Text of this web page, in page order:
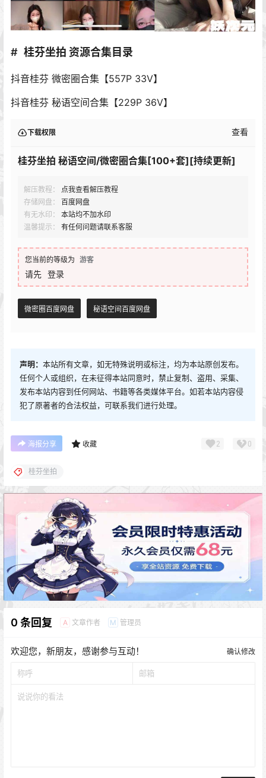
桂芬坐拍 资源合集目录
抖音桂芬 微密圈合集【557P 33V】
抖音桂芬 秘语空间合集【229P 36V】
下载权限 查看
桂芬坐拍 秘语空间/微密圈合集[100+套][持续更新]
解压教程：
点我查看解压教程
存储网盘：
百度网盘
有无水印：
本站均不加水印
温馨提示：
有任何问题请联系客服
您当前的等级为 游客
请先 登录
微密圈百度网盘 秘语空间百度网盘
声明： 本站所有文章，如无特殊说明或标注，均为本站原创发布。
任何个人或组织，在未征得本站同意时，禁止复制、盗用、采集、
发布本站内容到任何网站、书籍等各类媒体平台。如若本站内容侵
犯了原著者的合法权益，可联系我们进行处理。
海报分享 收藏 2 0
桂芬坐拍
0 条回复 A 文章作者 M 管理员
欢迎您，新朋友，感谢参与互动！ 确认修改